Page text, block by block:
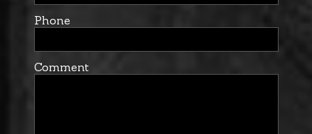
Phone
Comment